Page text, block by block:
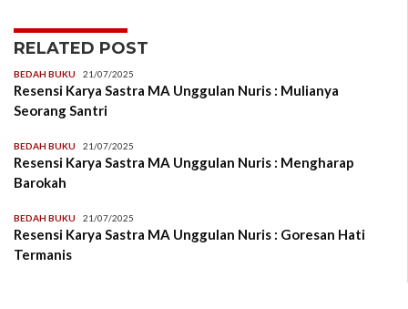
RELATED POST
BEDAH BUKU 21/07/2025
Resensi Karya Sastra MA Unggulan Nuris : Mulianya
Seorang Santri
BEDAH BUKU 21/07/2025
Resensi Karya Sastra MA Unggulan Nuris : Mengharap
Barokah
BEDAH BUKU 21/07/2025
Resensi Karya Sastra MA Unggulan Nuris : Goresan Hati
Termanis